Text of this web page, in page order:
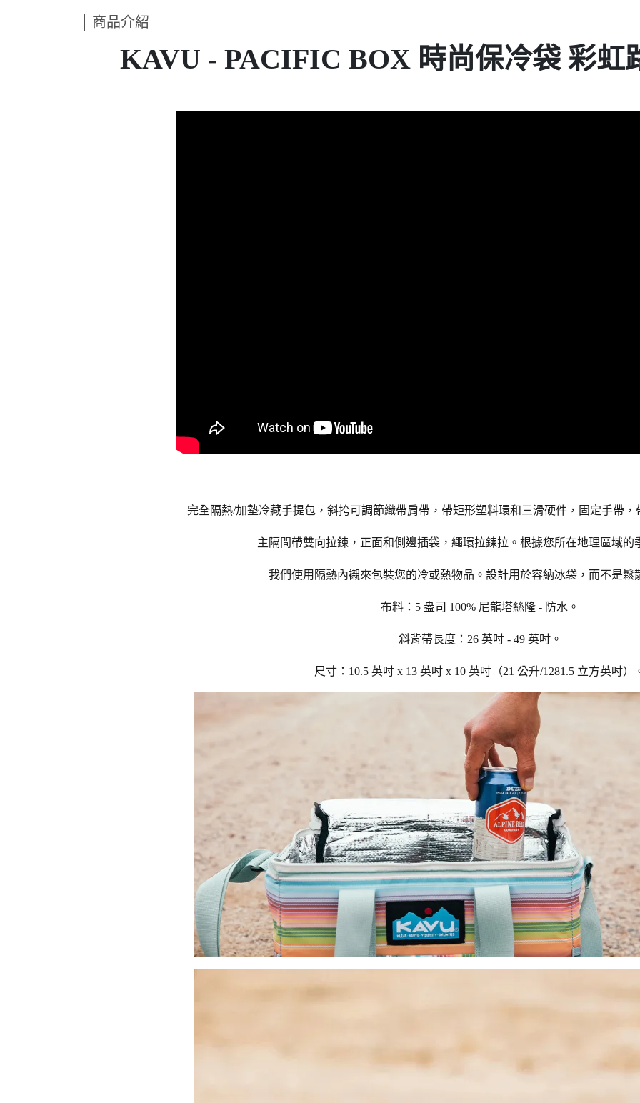
商品介紹
KAVU - PACIFIC BOX 時尚保冷袋 彩虹
完全隔熱/加墊冷藏手提包，斜挎可調節織帶肩帶，帶矩形塑料環和三滑硬件，固定手帶
主隔間帶雙向拉鍊，正面和側邊插袋，繩環拉鍊拉。根據您所在地理區域的
我們使用隔熱內襯來包裝您的冷或熱物品。設計用於容納冰袋，而不是鬆
布料：5 盎司 100% 尼龍塔絲隆 - 防水。
斜背帶長度：26 英吋 - 49 英吋。
尺寸：10.5 英吋 x 13 英吋 x 10 英吋（21 公升/1281.5 立方英吋）